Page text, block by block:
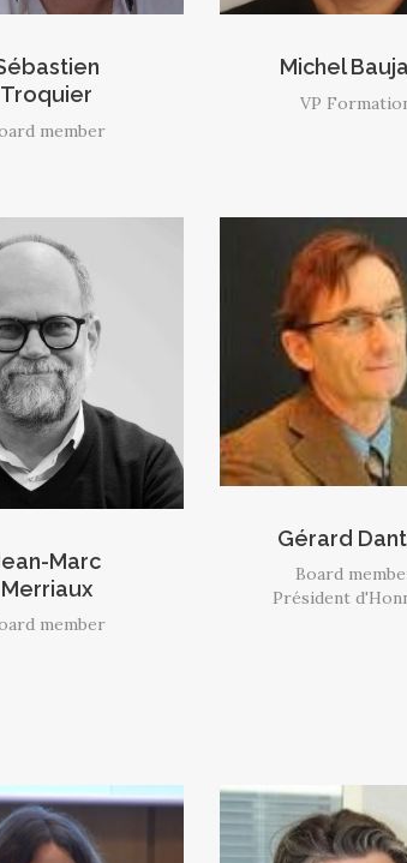
Troquier
member
Michel
VP
Marc
Merriaux
member
Gérard
Board
Président